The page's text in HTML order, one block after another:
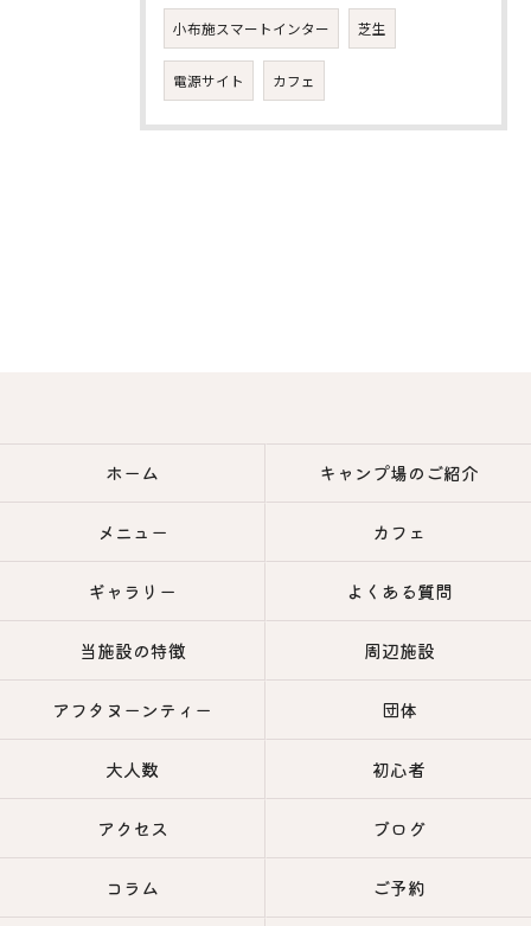
小布施スマートインター 芝生
電源サイト カフェ
ホーム キャンプ場のご紹介
メニュー カフェ
ギャラリー よくある質問
当施設の特徴 周辺施設
アフタヌーンティー 団体
大人数 初心者
アクセス ブログ
コラム ご予約